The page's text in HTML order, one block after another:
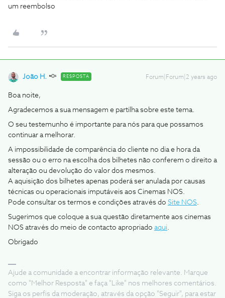
um reembolso
João H. RESPOSTA Forum|Forum|2 years ago
Boa noite,
Agradecemos a sua mensagem e partilha sobre este tema.
O seu testemunho é importante para nós para que possamos
continuar a melhorar.
A impossibilidade de comparência do cliente no dia e hora da
sessão ou o erro na escolha dos bilhetes não conferem o direito a
alteração ou devolução do valor dos mesmos.
A aquisição dos bilhetes apenas poderá ser anulada por causas
técnicas ou operacionais imputáveis aos Cinemas NOS.
Pode consultar os termos e condições através do Site NOS.
Sugerimos que coloque a sua questão diretamente aos cinemas
NOS através do meio de contacto apropriado aqui.
Obrigado
Ajude a comunidade a encontrar informação relevante. Marque
como "Melhor Resposta" e faça "Like" nos melhores comentários.
Siga os perfis da moderação, através da opção "Seguir", para estar